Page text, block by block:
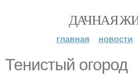
ДАЧНАЯ
главная новости
Тенистый огород